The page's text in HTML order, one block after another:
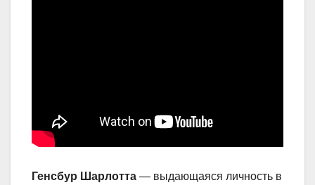
Генсбур Шарлотта — выдающаяся личность в